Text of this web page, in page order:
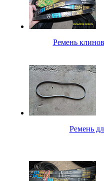
Ремень
Ремень